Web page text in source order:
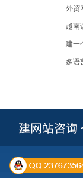
外贸
越南
建一
多语